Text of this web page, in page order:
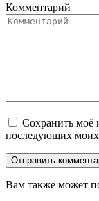
Комментарий
Сохранить моё
последующих
Вам также может